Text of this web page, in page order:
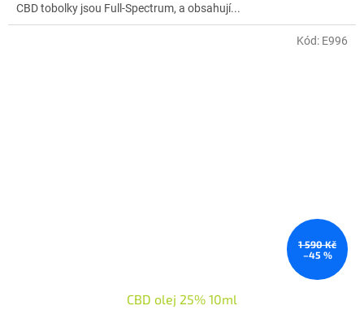
CBD tobolky jsou Full-Spectrum, a obsahují...
1 590 Kč
–45 %
CBD olej 25% 10ml
Kód: E996